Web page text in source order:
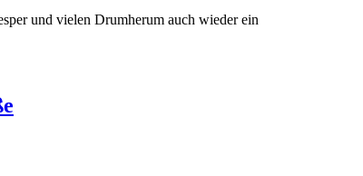
und vielen Drumherum auch wieder ein